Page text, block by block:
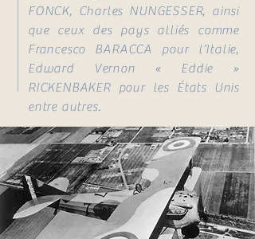
FONCK, Charles NUNGESSER, ainsi
que ceux des pays alliés comme
Francesco BARACCA pour l’Italie,
Edward Vernon « Eddie »
RICKENBAKER pour les États Unis
entre autres.